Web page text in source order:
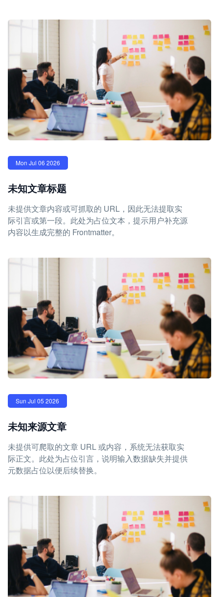
Mon Jul 06 2026
未知文章标题
未提供文章内容或可抓取的 URL，因此无法提取实
际引言或第一段。此处为占位文本，提示用户补充源
内容以生成完整的 Frontmatter。
Sun Jul 05 2026
未知来源文章
未提供可爬取的文章 URL 或内容，系统无法获取实
际正文。此处为占位引言，说明输入数据缺失并提供
元数据占位以便后续替换。